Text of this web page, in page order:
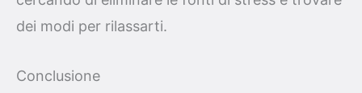
dei modi per rilassarti.
Conclusione